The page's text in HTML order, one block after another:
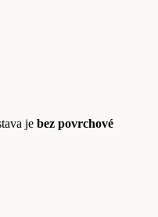
je bez povrchové